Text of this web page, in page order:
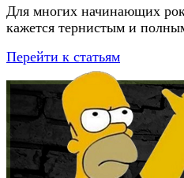
Для многих начинающих
кажется тернистым и
Перейти к статьям